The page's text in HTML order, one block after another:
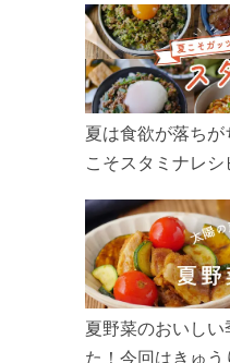
ん、製造現場や
こめ油をもっと
ぜひお楽しみくだ
夏は食欲が落ちが
こそスタミナレ
リ食べて、夏バ
う！
夏野菜のおいし
た！今回はきゅ